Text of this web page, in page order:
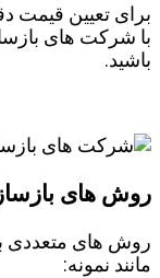
برای تعیین قیمت
با شرکت های
باشید.
روش های
روش های متعددی
مانند نمونه: